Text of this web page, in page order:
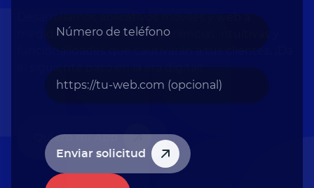
medida. Te brindamos experiencias intuitivas y
Quiero mi App
Enviar solicitud